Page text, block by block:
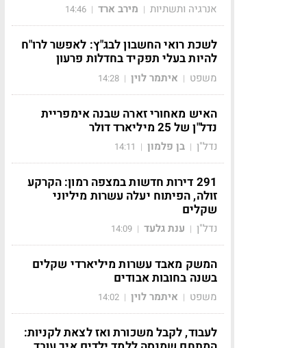
אנרגיה ותשתיות | מירב ארד |
14:46
לשכת רואי החשבון לבג"ץ: לאפשר לרו"ח
להיות בעלי תפקיד בחדלות פרעון
משפט | איתמר לוין |
14:28
האיש מאחורי זארה שבנה אימפריית
נדל"ן של 25 מיליארד דולר
נדל"ן | בן פלמון |
14:11
291 דירות חדשות במצפה רמון: הקרקע
זולה, הפיתוח יעלה עשרות מיליוני
שקלים
נדל"ן | ענת גלעד |
14:09
המשק מאבד עשרות מיליארדי שקלים
בשנה בחובות אבודים
משפט | איתמר לוין |
14:02
לעבוד, לקבל משכורת ואז לצאת לקניות: